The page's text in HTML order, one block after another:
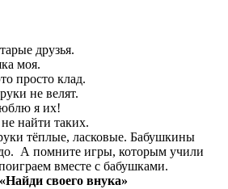
друзья.
моя.
просто клад.
не велят.
я их!
найти таких.
тёплые, ласковые. Бабушкины
А помните игры, которым учили
вместе с бабушками.
своего внука»